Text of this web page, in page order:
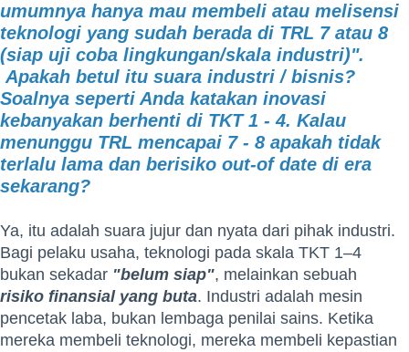
umumnya hanya mau membeli atau melisensi
teknologi yang sudah berada di TRL 7 atau 8
(siap uji coba lingkungan/skala industri)".
Apakah betul itu suara industri / bisnis?
Soalnya seperti Anda katakan inovasi
kebanyakan berhenti di TKT 1 - 4. Kalau
menunggu TRL mencapai 7 - 8 apakah tidak
terlalu lama dan berisiko out-of date di era
sekarang?
Ya, itu adalah suara jujur dan nyata dari pihak industri.
Bagi pelaku usaha, teknologi pada skala TKT 1–4
bukan sekadar "belum siap", melainkan sebuah
risiko finansial yang buta. Industri adalah mesin
pencetak laba, bukan lembaga penilai sains. Ketika
mereka membeli teknologi, mereka membeli kepastian